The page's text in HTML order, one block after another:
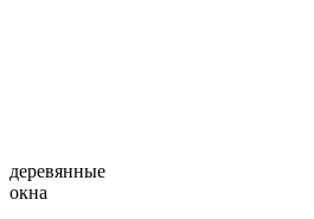
деревянные
окна